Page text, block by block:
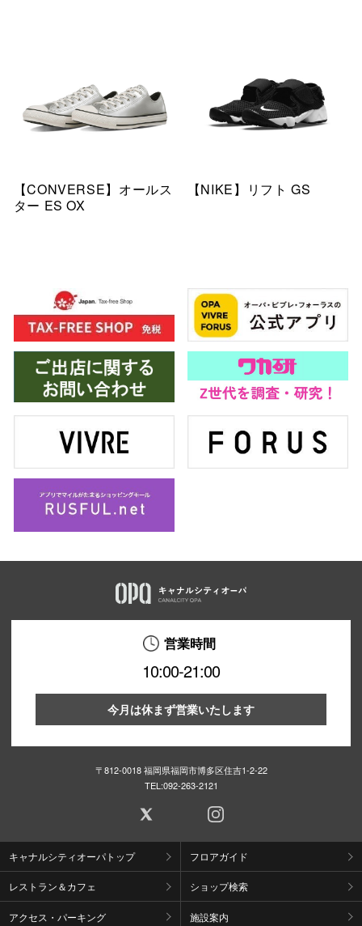
【CONVERSE】オールス
ター ES OX
【NIKE】リフト GS
営業時間
10:00-21:00
今月は休まず営業いたします
〒812-0018 福岡県福岡市博多区住吉1-2-22
TEL:092-263-2121
キャナルシティオーパトップ フロアガイド
レストラン＆カフェ ショップ検索
アクセス・パーキング 施設案内